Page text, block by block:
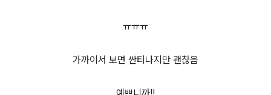
ㅠㅠㅠ
가까이서 보면 싼티나지만 괜찮음